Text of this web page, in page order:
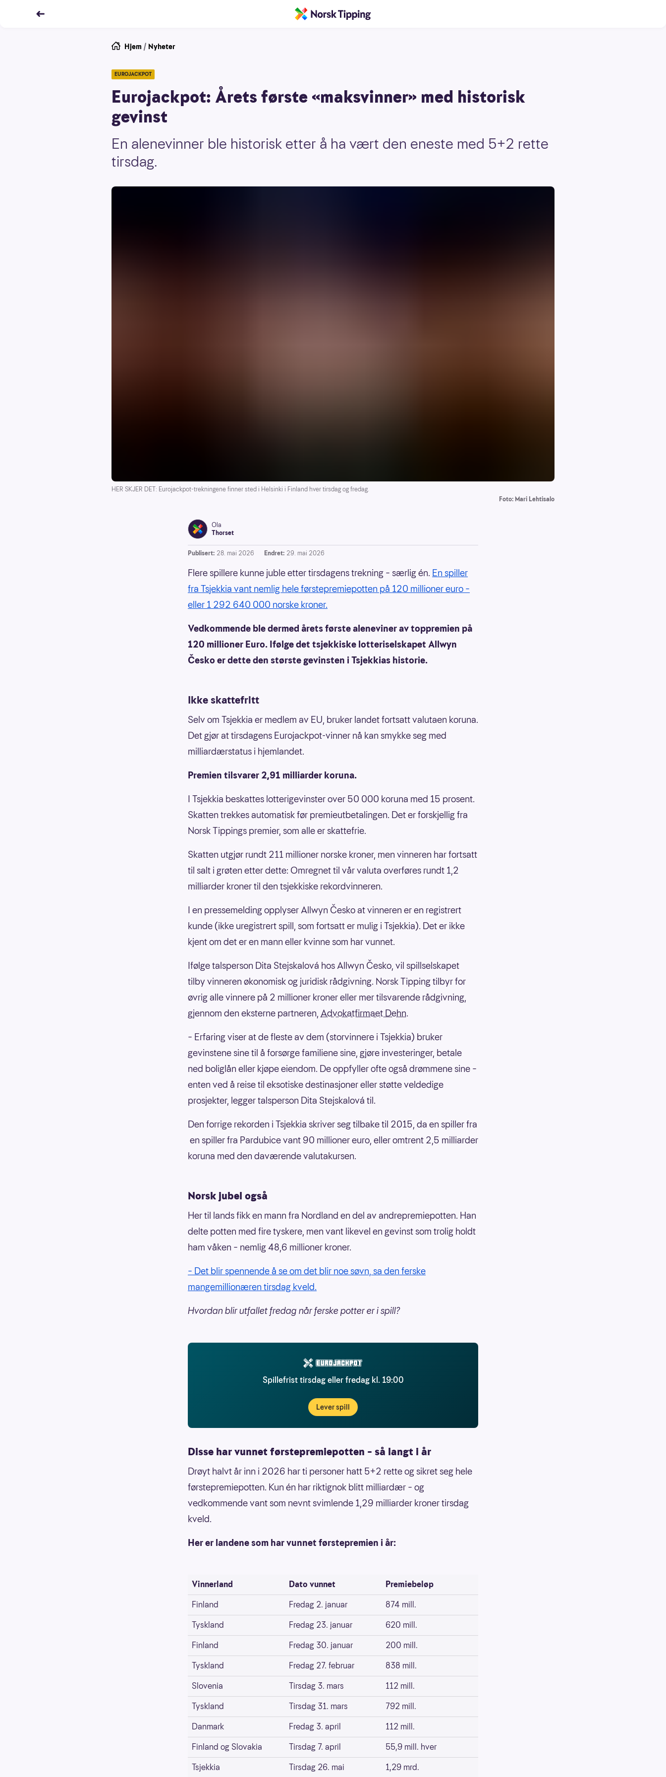
Hjem / Nyheter
EUROJACKPOT
Eurojackpot: Årets første «maksvinner» med historisk
gevinst
En alenevinner ble historisk etter å ha vært den eneste med 5+2 rette
tirsdag.
HER SKJER DET: Eurojackpot-trekningene finner sted i Helsinki i Finland hver tirsdag og fredag.
Foto: Mari Lehtisalo
Ola
Thorset
Publisert: 28. mai 2026 Endret: 29. mai 2026
Flere spillere kunne juble etter tirsdagens trekning – særlig én. En spiller
fra Tsjekkia vant nemlig hele førstepremiepotten på 120 millioner euro –
eller 1 292 640 000 norske kroner.
Vedkommende ble dermed årets første aleneviner av toppremien på
120 millioner Euro. Ifølge det tsjekkiske lotteriselskapet Allwyn
Česko er dette den største gevinsten i Tsjekkias historie.
Ikke skattefritt
Selv om Tsjekkia er medlem av EU, bruker landet fortsatt valutaen koruna.
Det gjør at tirsdagens Eurojackpot-vinner nå kan smykke seg med
milliardærstatus i hjemlandet.
Premien tilsvarer 2,91 milliarder koruna.
I Tsjekkia beskattes lotterigevinster over 50 000 koruna med 15 prosent.
Skatten trekkes automatisk før premieutbetalingen. Det er forskjellig fra
Norsk Tippings premier, som alle er skattefrie.
Skatten utgjør rundt 211 millioner norske kroner, men vinneren har fortsatt
til salt i grøten etter dette: Omregnet til vår valuta overføres rundt 1,2
milliarder kroner til den tsjekkiske rekordvinneren.
I en pressemelding opplyser Allwyn Česko at vinneren er en registrert
kunde (ikke uregistrert spill, som fortsatt er mulig i Tsjekkia). Det er ikke
kjent om det er en mann eller kvinne som har vunnet.
Ifølge talsperson Dita Stejskalová hos Allwyn Česko, vil spillselskapet
tilby vinneren økonomisk og juridisk rådgivning. Norsk Tipping tilbyr for
øvrig alle vinnere på 2 millioner kroner eller mer tilsvarende rådgivning,
gjennom den eksterne partneren, Advokatfirmaet Dehn.
– Erfaring viser at de fleste av dem (storvinnere i Tsjekkia) bruker
gevinstene sine til å forsørge familiene sine, gjøre investeringer, betale
ned boliglån eller kjøpe eiendom. De oppfyller ofte også drømmene sine –
enten ved å reise til eksotiske destinasjoner eller støtte veldedige
prosjekter, legger talsperson Dita Stejskalová til.
Den forrige rekorden i Tsjekkia skriver seg tilbake til 2015, da en spiller fra
en spiller fra Pardubice vant 90 millioner euro, eller omtrent 2,5 milliarder
koruna med den daværende valutakursen.
Norsk jubel også
Her til lands fikk en mann fra Nordland en del av andrepremiepotten. Han
delte potten med fire tyskere, men vant likevel en gevinst som trolig holdt
ham våken – nemlig 48,6 millioner kroner.
– Det blir spennende å se om det blir noe søvn, sa den ferske
mangemillionæren tirsdag kveld.
Hvordan blir utfallet fredag når ferske potter er i spill?
Spillefrist tirsdag eller fredag kl. 19:00
Lever spill
Disse har vunnet førstepremiepotten – så langt i år
Drøyt halvt år inn i 2026 har ti personer hatt 5+2 rette og sikret seg hele
førstepremiepotten. Kun én har riktignok blitt milliardær – og
vedkommende vant som nevnt svimlende 1,29 milliarder kroner tirsdag
kveld.
Her er landene som har vunnet førstepremien i år:
Vinnerland Dato vunnet
Premiebeløp
Finland
Fredag 2. januar
874 mill.
Tyskland
Fredag 23. januar
620 mill.
Finland
Fredag 30. januar
200 mill.
Tyskland
Fredag 27. februar
838 mill.
Slovenia
Tirsdag 3. mars
112 mill.
Tyskland
Tirsdag 31. mars
792 mill.
Danmark
Fredag 3. april
112 mill.
Finland og Slovakia
Tirsdag 7. april
55,9 mill. hver
Tsjekkia
Tirsdag 26. mai 1,29 mrd.